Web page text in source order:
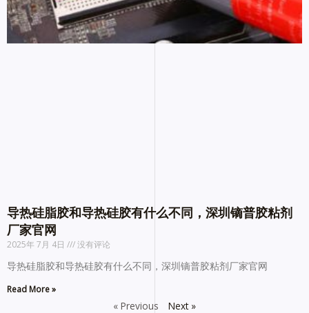
导热硅脂胶和导热硅胶有什么不同，深圳镝普胶粘剂
厂家官网
2025年 7月 4日 没有评论
导热硅脂胶和导热硅胶有什么不同，深圳镝普胶粘剂厂家官网
Read More »
« Previous Next »